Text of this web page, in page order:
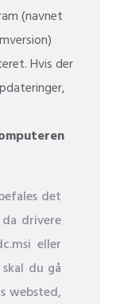
(navnet
Hvis der
det
drivere
eller
du gå
websted,